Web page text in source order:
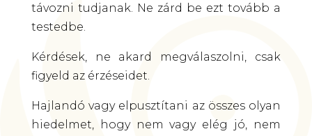
távozni tudjanak. Ne zárd be ezt tovább a
testedbe.
Kérdések, ne akard megválaszolni, csak
figyeld az érzéseidet.
Hajlandó vagy elpusztítani az összes olyan
hiedelmet, hogy nem vagy elég jó, nem